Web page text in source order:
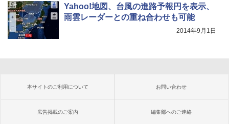
Yahoo!地図、台風の進路予報円を表示、
雨雲レーダーとの重ね合わせも可能
2014年9月1日
本サイトのご利用について お問い合わせ
広告掲載のご案内 編集部へのご連絡